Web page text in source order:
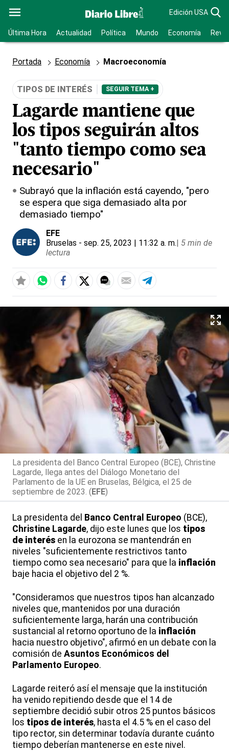
Edición USA
Última Hora Actualidad Política Mundo Economía
Portada Economía Macroeconomía
TIPOS DE INTERÉS SEGUIR TEMA +
Lagarde mantiene que
los tipos seguirán altos
"tanto tiempo como sea
necesario"
Subrayó que la inflación está cayendo, "pero
se espera que siga demasiado alta por
demasiado tiempo"
EFE
Bruselas - sep. 25, 2023 | 11:32 a. m.| 5 min de
lectura
La presidenta del Banco Central Europeo (BCE), Christine
Lagarde, llega antes del Diálogo Monetario del
Parlamento de la UE en Bruselas, Bélgica, el 25 de
septiembre de 2023. (EFE)
La presidenta del Banco Central Europeo (BCE),
Christine Lagarde, dijo este lunes que los tipos
de interés en la eurozona se mantendrán en
niveles "suficientemente restrictivos tanto
tiempo como sea necesario" para que la inflación
baje hacia el objetivo del 2 %.
"Consideramos que nuestros tipos han alcanzado
niveles que, mantenidos por una duración
suficientemente larga, harán una contribución
sustancial al retorno oportuno de la inflación
hacia nuestro objetivo", afirmó en un debate con la
comisión de Asuntos Económicos del
Parlamento Europeo.
Lagarde reiteró así el mensaje que la institución
ha venido repitiendo desde que el 14 de
septiembre decidió subir otros 25 puntos básicos
los tipos de interés, hasta el 4.5 % en el caso del
tipo rector, sin determinar todavía durante cuánto
tiempo deberían mantenerse en este nivel.